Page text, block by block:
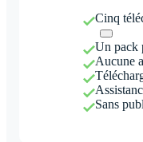
Cinq
Un pack
Aucune
Sans